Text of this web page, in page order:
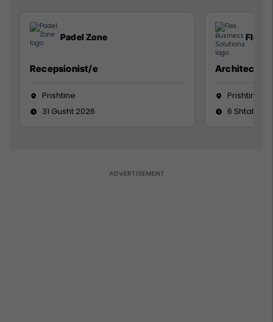
Padel Zone
Recepsionist/e
Prishtine
31 Gusht 2026
Flex
Architect
Prishtinë
6 Shtator